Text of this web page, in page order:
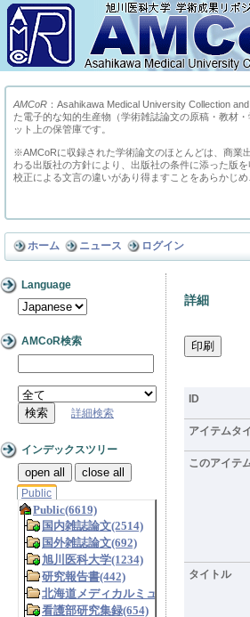
AMCoR ：Asahikawa Medical University Collection
た電子的な知的生産物（学術雑誌論文の原稿・教材
ット上の保管庫です。
※AMCoRに収録された学術論文のほとんどは、商業
わる出版社の方針により、出版社の条件に添った版
校正による文言の違いがあり得ますことをあらかじめ
ホーム ニュース ログイン
Language
AMCoR検索
詳細検索
インデックスツリー
open all close all
Public
詳細
ID
アイテムタ
このアイテ
タイトル